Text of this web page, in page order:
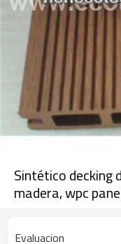
Sintético decking
madera, wpc
Evaluacion